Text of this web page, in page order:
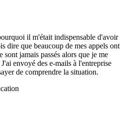
il m'était indispensable d'avoir
dire que beaucoup de mes appels ont
sont jamais passés alors que je me
envoyé des e-mails à l'entreprise
de comprendre la situation.